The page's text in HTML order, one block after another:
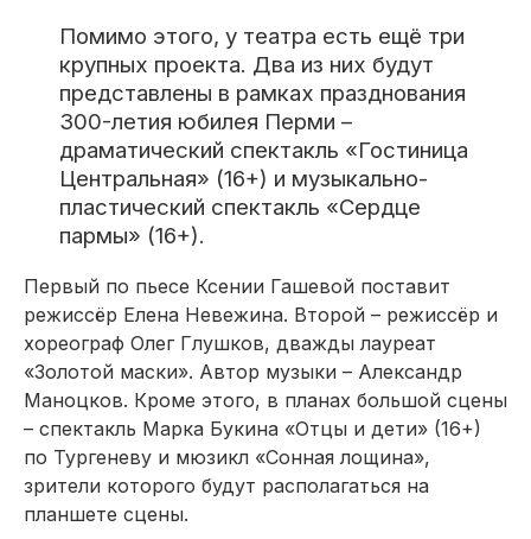
Помимо этого, у театра есть ещё три
крупных проекта. Два из них будут
представлены в рамках празднования
300-летия юбилея Перми –
драматический спектакль «Гостиница
Центральная» (16+) и музыкально-
пластический спектакль «Сердце
пармы» (16+).
Первый по пьесе Ксении Гашевой поставит
режиссёр Елена Невежина. Второй – режиссёр и
хореограф Олег Глушков, дважды лауреат
«Золотой маски». Автор музыки – Александр
Маноцков. Кроме этого, в планах большой сцены
– спектакль Марка Букина «Отцы и дети» (16+)
по Тургеневу и мюзикл «Сонная лощина»,
зрители которого будут располагаться на
планшете сцены.